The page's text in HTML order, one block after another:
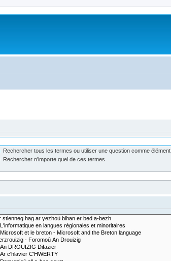
Rechercher tous les termes ou utiliser une question comme élément
Rechercher n’importe quel de ces termes